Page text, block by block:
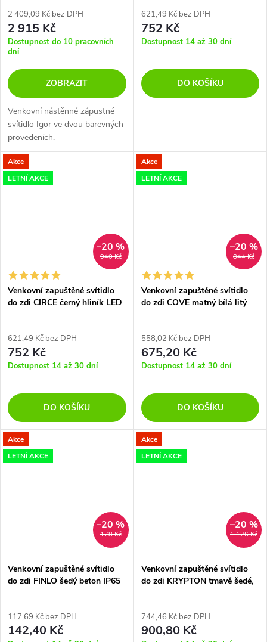
2 409,09 Kč bez DPH
2 915 Kč
Dostupnost do 10 pracovních
dní
ZOBRAZIT
Venkovní nástěnné zápustné
svítidlo Igor ve dvou barevných
provedeních.
621,49 Kč bez DPH
752 Kč
Dostupnost 14 až 30 dní
DO KOŠÍKU
Akce
LETNÍ AKCE
940 Kč
–20 %
Venkovní zapuštěné svítidlo
do zdi CIRCE černý hliník LED
621,49 Kč bez DPH
752 Kč
Dostupnost 14 až 30 dní
DO KOŠÍKU
Akce
LETNÍ AKCE
844 Kč
–20 %
Venkovní zapuštěné svítidlo
do zdi COVE matný bílá litý
558,02 Kč bez DPH
675,20 Kč
Dostupnost 14 až 30 dní
DO KOŠÍKU
Akce
LETNÍ AKCE
178 Kč
–20 %
Venkovní zapuštěné svítidlo
do zdi FINLO šedý beton IP65
117,69 Kč bez DPH
142,40 Kč
Akce
LETNÍ AKCE
1 126 Kč
–20 %
Venkovní zapuštěné svítidlo
do zdi KRYPTON tmavě šedé,
744,46 Kč bez DPH
900,80 Kč